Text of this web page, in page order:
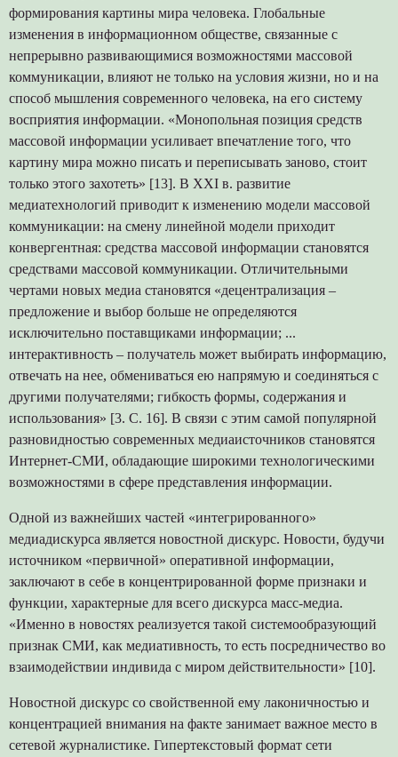
формирования картины мира человека. Глобальные
изменения в информационном обществе, связанные с
непрерывно развивающимися возможностями массовой
коммуникации, влияют не только на условия жизни, но и на
способ мышления современного человека, на его систему
восприятия информации. «Монопольная позиция средств
массовой информации усиливает впечатление того, что
картину мира можно писать и переписывать заново, стоит
только этого захотеть» [13]. В ХХI в. развитие
медиатехнологий приводит к изменению модели массовой
коммуникации: на смену линейной модели приходит
конвергентная: средства массовой информации становятся
средствами массовой коммуникации. Отличительными
чертами новых медиа становятся «децентрализация –
предложение и выбор больше не определяются
исключительно поставщиками информации; ...
интерактивность – получатель может выбирать информацию,
отвечать на нее, обмениваться ею напрямую и соединяться с
другими получателями; гибкость формы, содержания и
использования» [3. С. 16]. В связи с этим самой популярной
разновидностью современных медиаисточников становятся
Интернет-СМИ, обладающие широкими технологическими
возможностями в сфере представления информации.
Одной из важнейших частей «интегрированного»
медиадискурса является новостной дискурс. Новости, будучи
источником «первичной» оперативной информации,
заключают в себе в концентрированной форме признаки и
функции, характерные для всего дискурса масс-медиа.
«Именно в новостях реализуется такой системообразующий
признак СМИ, как медиативность, то есть посредничество во
взаимодействии индивида с миром действительности» [10].
Новостной дискурс со свойственной ему лаконичностью и
концентрацией внимания на факте занимает важное место в
сетевой журналистике. Гипертекстовый формат сети